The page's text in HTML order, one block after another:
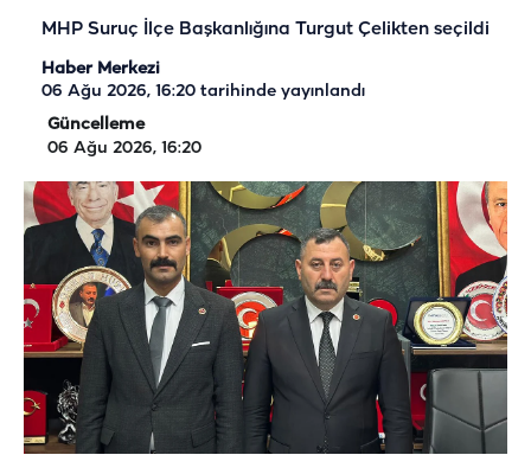
MHP Suruç İlçe Başkanlığına Turgut Çelikten seçildi
Haber Merkezi
06 Ağu 2026, 16:20 tarihinde yayınlandı
Güncelleme
06 Ağu 2026, 16:20